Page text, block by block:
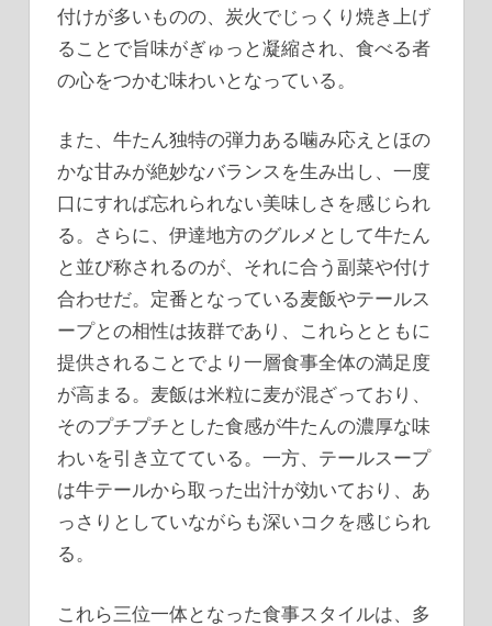
付けが多いものの、炭火でじっくり焼き上げ
ることで旨味がぎゅっと凝縮され、食べる者
の心をつかむ味わいとなっている。
また、牛たん独特の弾力ある噛み応えとほの
かな甘みが絶妙なバランスを生み出し、一度
口にすれば忘れられない美味しさを感じられ
る。さらに、伊達地方のグルメとして牛たん
と並び称されるのが、それに合う副菜や付け
合わせだ。定番となっている麦飯やテールス
ープとの相性は抜群であり、これらとともに
提供されることでより一層食事全体の満足度
が高まる。麦飯は米粒に麦が混ざっており、
そのプチプチとした食感が牛たんの濃厚な味
わいを引き立てている。一方、テールスープ
は牛テールから取った出汁が効いており、あ
っさりとしていながらも深いコクを感じられ
る。
これら三位一体となった食事スタイルは、多